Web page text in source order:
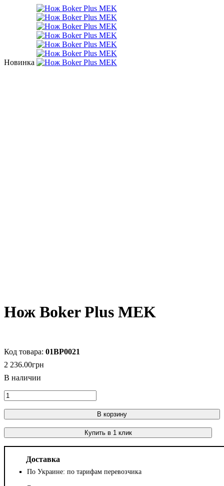
Новинка
Нож Boker Plus MEK
01BP0021
2 236.00грн
В корзину
Купить в 1 клик
Доставка
По Украине: по тарифам перевозчика